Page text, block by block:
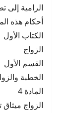
الرامية إلى
أحكام هذه
الكتاب الأول
الزواج
القسم الأول
الخطبة
المادة 4
الزواج